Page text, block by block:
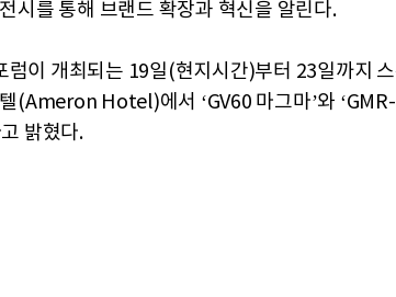
시를 통해 브랜드 확장과 혁신을 알린다.
럼이 개최되는 19일(현지시간)부터 23일까지
(Ameron Hotel)에서 ‘GV60 마그마’와
밝혔다.